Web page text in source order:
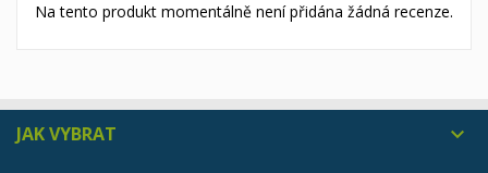
Na tento produkt momentálně není přidána žádná recenze.
JAK VYBRAT 